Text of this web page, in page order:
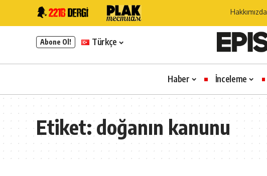
Hakkımızda
Abone Ol! Türkçe
Haber İnceleme
Etiket:doğanın kanunu